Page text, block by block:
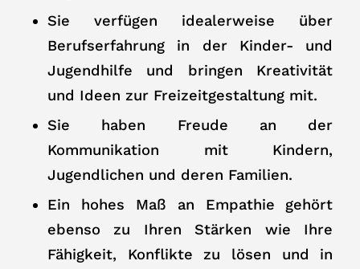
Sie verfügen idealerweise über
Berufserfahrung in der Kinder- und
Jugendhilfe und bringen Kreativität
und Ideen zur Freizeitgestaltung mit.
Sie haben Freude an der
Kommunikation mit Kindern,
Jugendlichen und deren Familien.
Ein hohes Maß an Empathie gehört
ebenso zu Ihren Stärken wie Ihre
Fähigkeit, Konflikte zu lösen und in